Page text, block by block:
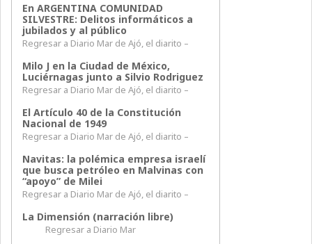
En ARGENTINA COMUNIDAD
SILVESTRE: Delitos informáticos a
jubilados y al público
Regresar a Diario Mar de Ajó, el diarito –
Milo J en la Ciudad de México,
Luciérnagas junto a Silvio Rodriguez
Regresar a Diario Mar de Ajó, el diarito –
El Artículo 40 de la Constitución
Nacional de 1949
Regresar a Diario Mar de Ajó, el diarito –
Navitas: la polémica empresa israelí
que busca petróleo en Malvinas con
“apoyo” de Milei
Regresar a Diario Mar de Ajó, el diarito –
La Dimensión (narración libre)
Regresar a Diario Mar